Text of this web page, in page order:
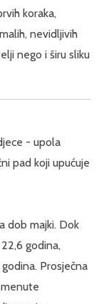
koraka,
nevidljivih
nego i širu sliku
- upola
pad koji upućuje
dob majki. Dok
godina,
Prosječna